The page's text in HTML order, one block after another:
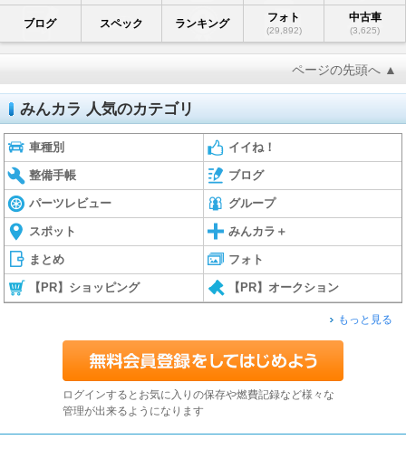
ブログ スペック ランキング フォト
(29,892)
中古車
(3,625)
ページの先頭へ ▲
みんカラ 人気のカテゴリ
車種別 イイね！
整備手帳 ブログ
パーツレビュー グループ
スポット みんカラ＋
まとめ フォト
【PR】ショッピング 【PR】オークション
もっと見る
ログインするとお気に入りの保存や燃費記録など様々な
管理が出来るようになります